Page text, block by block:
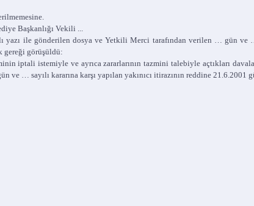
Başkanlığı Vekili ...
ile gönderilen dosya ve Yetkili Merci tarafından verilen … gün ve
gereği görüşüldü:
iptali istemiyle ve ayrıca zararlarının tazmini talebiyle açtıkları
ve … sayılı kararına karşı yapılan yakınıcı itirazının reddine